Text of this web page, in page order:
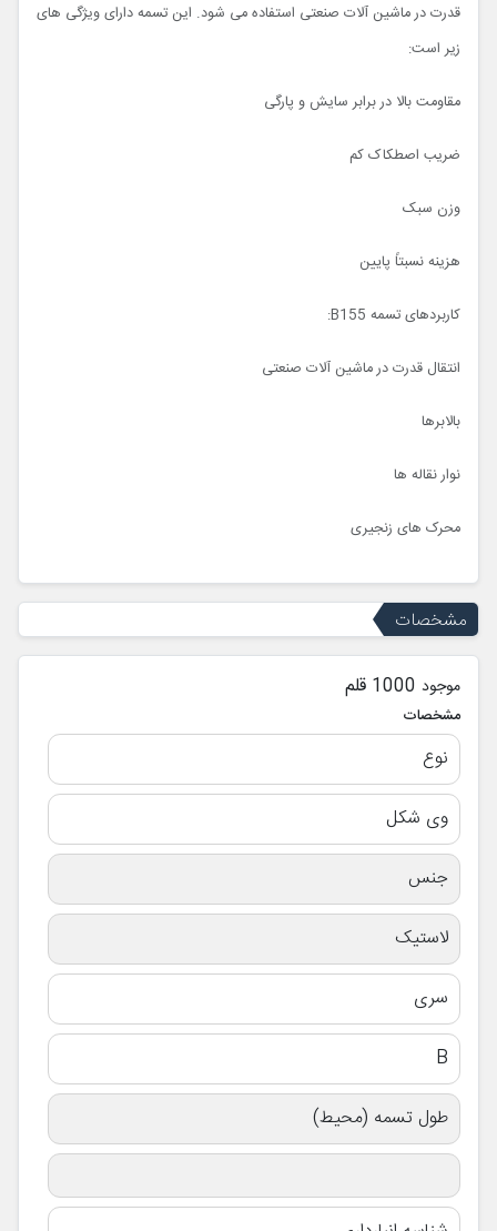
قدرت در ماشین آلات صنعتی استفاده می شود. این تسمه دارای ویژگی های
زیر است:
مقاومت بالا در برابر سایش و پارگی
ضریب اصطکاک کم
وزن سبک
هزینه نسبتاً پایین
کاربردهای تسمه B155:
انتقال قدرت در ماشین آلات صنعتی
بالابرها
نوار نقاله ها
محرک های زنجیری
مشخصات
موجود 1000 قلم
مشخصات
نوع
وی شکل
جنس
لاستیک
سری
B
طول تسمه (محیط)